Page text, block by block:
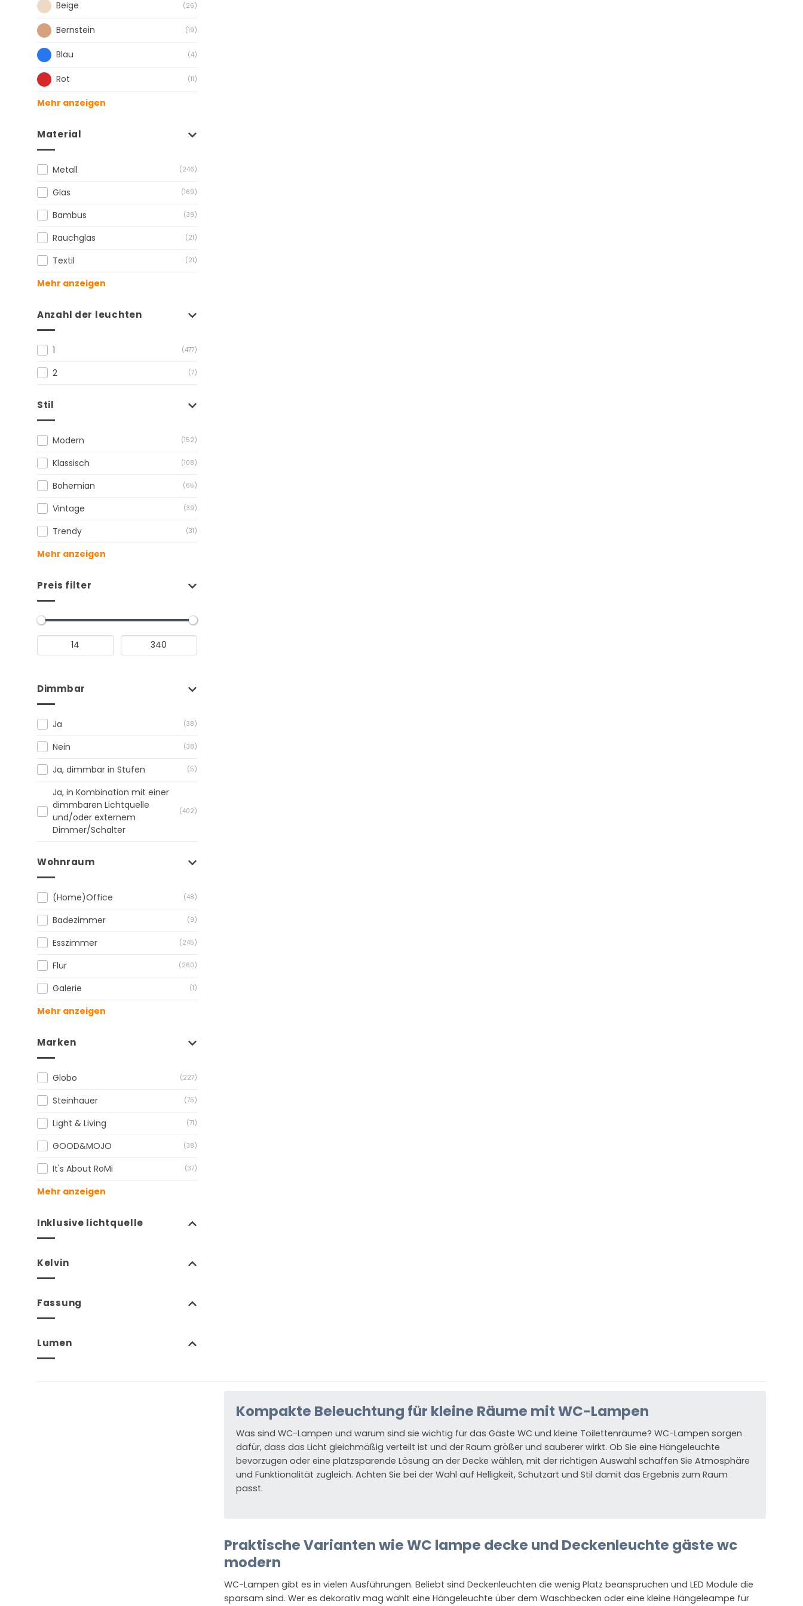
Beige (26)
Bernstein (19)
Blau (4)
Rot (11)
Mehr anzeigen
Material
Metall (246)
Glas (169)
Bambus (39)
Rauchglas (21)
Textil (21)
Mehr anzeigen
Anzahl der leuchten
1 (477)
2 (7)
Stil
Modern (152)
Klassisch (108)
Bohemian (65)
Vintage (39)
Trendy (31)
Mehr anzeigen
Preis filter
Dimmbar
Ja (38)
Nein (38)
Ja, dimmbar in Stufen (5)
Ja, in Kombination mit einer
dimmbaren Lichtquelle
und/oder externem
Dimmer/Schalter
(402)
Wohnraum
(Home)Office (48)
Badezimmer (9)
Esszimmer (245)
Flur (260)
Galerie (1)
Mehr anzeigen
Marken
Globo (227)
Steinhauer (75)
Light & Living (71)
GOOD&MOJO (38)
It's About RoMi (37)
Mehr anzeigen
Inklusive lichtquelle
Kelvin
Fassung
Lumen
Kompakte Beleuchtung für kleine Räume mit WC-Lampen
Was sind WC-Lampen und warum sind sie wichtig für das Gäste WC und kleine Toilettenräume? WC-Lampen sorgen
dafür, dass das Licht gleichmäßig verteilt ist und der Raum größer und sauberer wirkt. Ob Sie eine Hängeleuchte
bevorzugen oder eine platzsparende Lösung an der Decke wählen, mit der richtigen Auswahl schaffen Sie Atmosphäre
und Funktionalität zugleich. Achten Sie bei der Wahl auf Helligkeit, Schutzart und Stil damit das Ergebnis zum Raum
passt.
Praktische Varianten wie WC lampe decke und Deckenleuchte gäste wc
modern
WC-Lampen gibt es in vielen Ausführungen. Beliebt sind Deckenleuchten die wenig Platz beanspruchen und LED Module die
sparsam sind. Wer es dekorativ mag wählt eine Hängeleuchte über dem Waschbecken oder eine kleine Hängeleampe für